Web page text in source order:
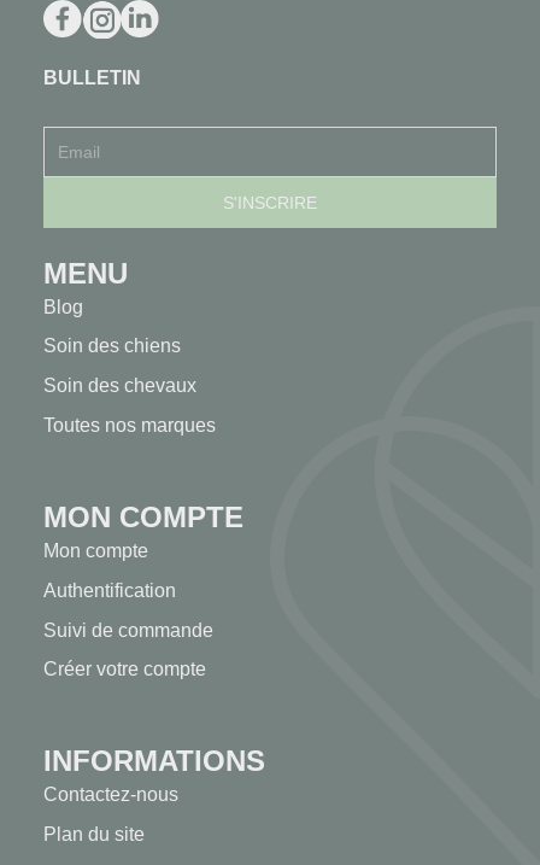
BULLETIN
MENU
Blog
Soin des chiens
Soin des chevaux
Toutes nos marques
MON COMPTE
Mon compte
Authentification
Suivi de commande
Créer votre compte
INFORMATIONS
Contactez-nous
Plan du site